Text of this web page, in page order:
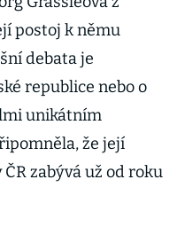
postoj k němu
debata je
republice nebo o
unikátním
že její
zabývá už od roku